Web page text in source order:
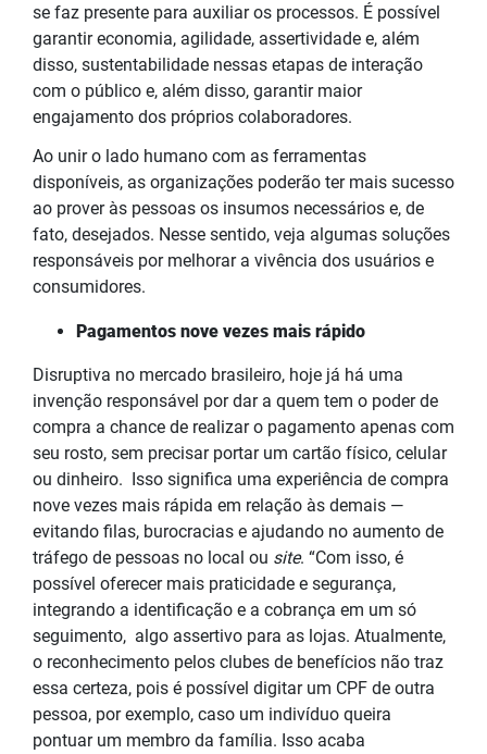
se faz presente para auxiliar os processos. É possível
garantir economia, agilidade, assertividade e, além
disso, sustentabilidade nessas etapas de interação
com o público e, além disso, garantir maior
engajamento dos próprios colaboradores.
Ao unir o lado humano com as ferramentas
disponíveis, as organizações poderão ter mais sucesso
ao prover às pessoas os insumos necessários e, de
fato, desejados. Nesse sentido, veja algumas soluções
responsáveis por melhorar a vivência dos usuários e
consumidores.
Pagamentos nove vezes mais rápido
Disruptiva no mercado brasileiro, hoje já há uma
invenção responsável por dar a quem tem o poder de
compra a chance de realizar o pagamento apenas com
seu rosto, sem precisar portar um cartão físico, celular
ou dinheiro. Isso significa uma experiência de compra
nove vezes mais rápida em relação às demais —
evitando filas, burocracias e ajudando no aumento de
tráfego de pessoas no local ou site. “Com isso, é
possível oferecer mais praticidade e segurança,
integrando a identificação e a cobrança em um só
seguimento, algo assertivo para as lojas. Atualmente,
o reconhecimento pelos clubes de benefícios não traz
essa certeza, pois é possível digitar um CPF de outra
pessoa, por exemplo, caso um indivíduo queira
pontuar um membro da família. Isso acaba